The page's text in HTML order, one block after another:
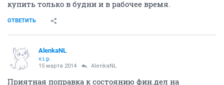
оголтелые, играют, воюют и слава Богу!
высунули нос на улицу и отправились гулять!
Значит весна наступает! Как же хорошо, что Мадам
стерилизована, а Буга кастрирован! Прошлой весной
я сильно боялась гулок Мадам. А теперь я
совершенно спокойна! Вот только здоровяка